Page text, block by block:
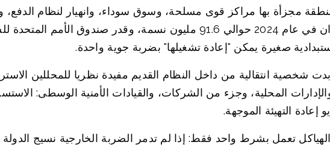
منطقة مجزأة بها مراكز قوى مسلحة، وسوق سوداء، وانهيار لنظام
صغيرة يمكن "إعادة تشغيلها" بضربة جوية واحدة.
شخصية انتقالية من داخل النظام القديم مفيدة نظريا للمحللين
المحلية، وجزء من الشركات، والقيادات الأمنية الوسطى:
إعادة التهيئة الموجهة.
تعمل بشرط واحد فقط: إذا لم تدمر الضربة الخارجية نسيج